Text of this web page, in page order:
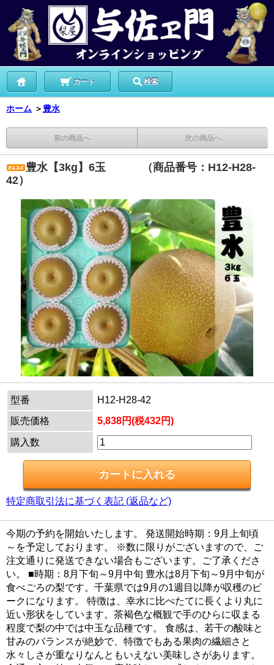
カート 検索
ホーム ＞ 豊水
前の商品へ 次の商品へ
豊水【3kg】6玉 （商品番号：H12-H28-
42）
型番
H12-H28-42
販売価格
5,838円(税432円)
購入数
特定商取引法に基づく表記 (返品など)
今期の予約を開始いたします。 発送開始時期：9月上旬頃
～を予定しております。 ※数に限りがございますので、ご
注文通りに発送できない場合もございます。ご了承くださ
い。 ■時期：8月下旬～9月中旬 豊水は8月下旬～9月中旬が
食べごろの梨です。千葉県では9月の1週目以降が収穫のピ
ークになります。 特徴は、幸水に比べたてに長くより丸に
近い形状をしています。茶褐色な概観で手のひらに収まる
程度で梨の中では中玉な品種です。 食感は、若干の酸味と
甘みのバランスが絶妙で、特徴でもある果肉の繊細さと
水々しさが重なりなんともいえない美味しさがあります。